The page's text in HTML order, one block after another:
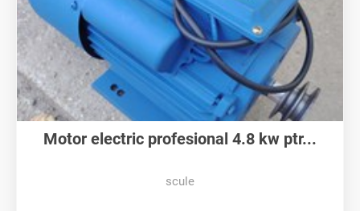
Motor electric profesional 4.8 kw ptr...
scule